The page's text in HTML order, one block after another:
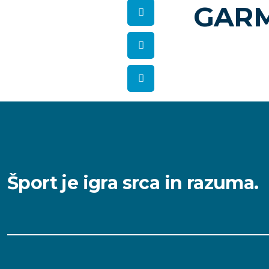
Šport je igra srca in razuma.